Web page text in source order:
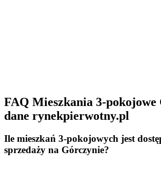
FAQ Mieszkania 3-pokojowe
dane rynekpierwotny.pl
Ile mieszkań 3-pokojowych jest
sprzedaży na Górczynie?